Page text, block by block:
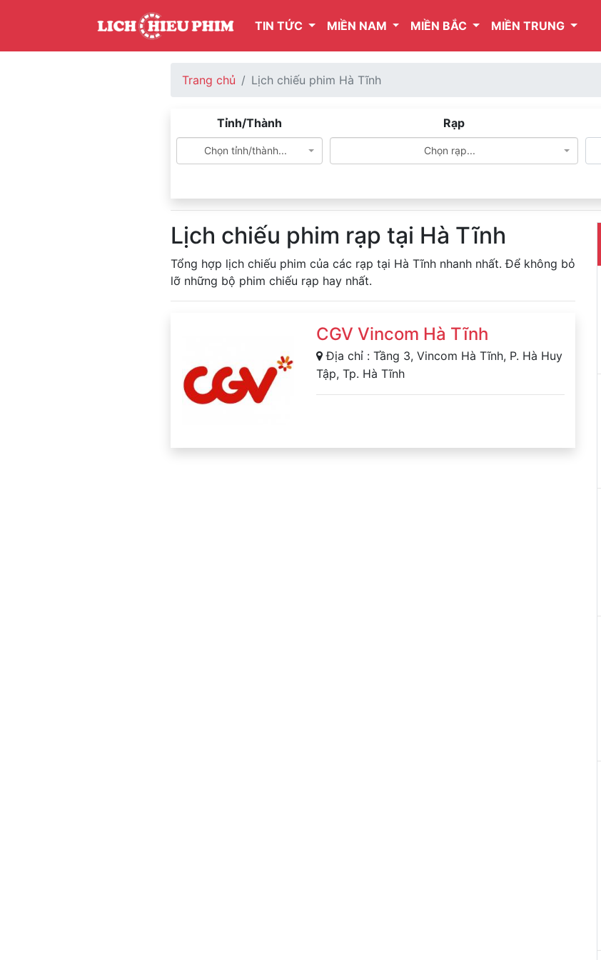
TIN TỨC MIỀN NAM MIỀN BẮC MIỀN TRUNG
Trang chủ Lịch chiếu phim Hà Tĩnh
Tỉnh/Thành
Chọn tỉnh/thành...
Rạp
Chọn rạp...
Lịch chiếu phim rạp tại Hà Tĩnh
Tổng hợp lịch chiếu phim của các rạp tại Hà Tĩnh nhanh nhất. Để không bỏ
lỡ những bộ phim chiếu rạp hay nhất.
CGV Vincom Hà Tĩnh
Địa chỉ : Tầng 3, Vincom Hà Tĩnh, P. Hà Huy
Tập, Tp. Hà Tĩnh